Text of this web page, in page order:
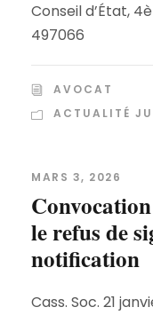
Conseil d’État,
497066
AVOCAT
ACTUALITÉ
MARS 3, 2026
le refus de
notification
Cass. Soc. 21